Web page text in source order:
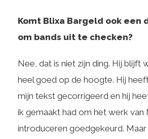
Komt Blixa Bargeld ook een
om bands uit te checken?
Nee, dat is niet zijn ding. Hij blijft
heel goed op de hoogte. Hij
mijn tekst gecorrigeerd en hij
ik gemaakt had om het werk van
introduceren goedgekeurd.